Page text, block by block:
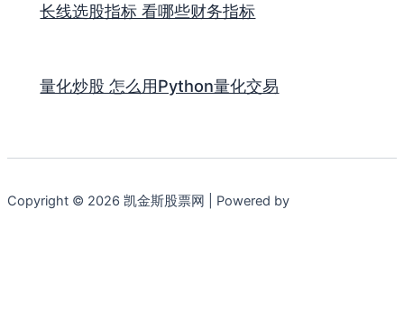
长线选股指标 看哪些财务指标
量化炒股 怎么用Python量化交易
Copyright © 2026 凯金斯股票网 | Powered by